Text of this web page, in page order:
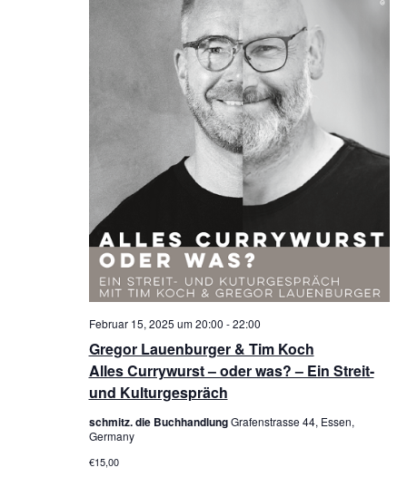
Gregor Lauenburger & Tim Koch
Alles Currywurst – oder was? – Ein Streit-
und Kulturgespräch
Februar 15, 2025 um 20:00 -22:00
schmitz. die BuchhandlungGrafenstrasse 44, Essen,
Germany
€15,00